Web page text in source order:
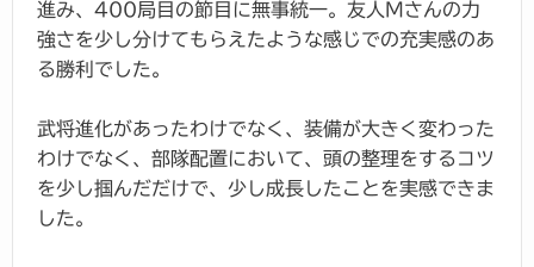
進み、400局目の節目に無事統一。友人Mさんの力
強さを少し分けてもらえたような感じでの充実感のあ
る勝利でした。
武将進化があったわけでなく、装備が大きく変わった
わけでなく、部隊配置において、頭の整理をするコツ
を少し掴んだだけで、少し成長したことを実感できま
した。